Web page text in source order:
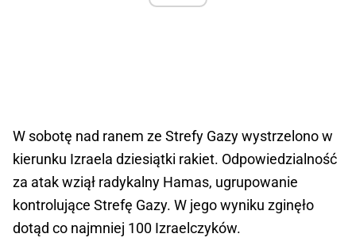
W sobotę nad ranem ze Strefy Gazy wystrzelono w
kierunku Izraela dziesiątki rakiet. Odpowiedzialność
za atak wziął radykalny Hamas, ugrupowanie
kontrolujące Strefę Gazy. W jego wyniku zginęło
dotąd co najmniej 100 Izraelczyków.